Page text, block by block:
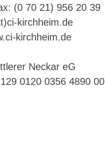
(0 70 21) 956 20 39
kirchheim.de
kirchheim.de
Neckar eG
0120 0356 4890 00